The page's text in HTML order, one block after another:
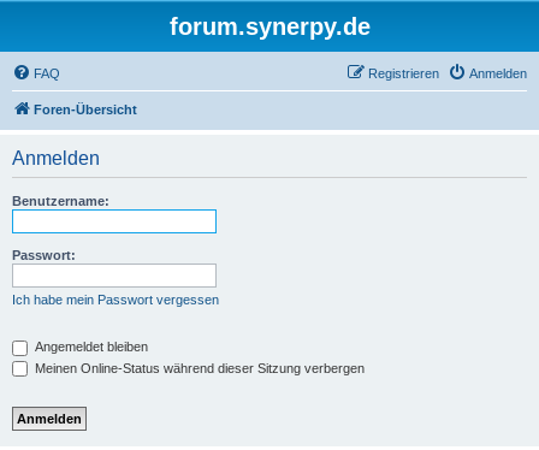
forum.synerpy.de
FAQ Anmelden
Registrieren
Foren-Übersicht
Anmelden
Benutzername:
Passwort:
Ich habe mein Passwort vergessen
Angemeldet bleiben
Meinen Online-Status während dieser Sitzung verbergen